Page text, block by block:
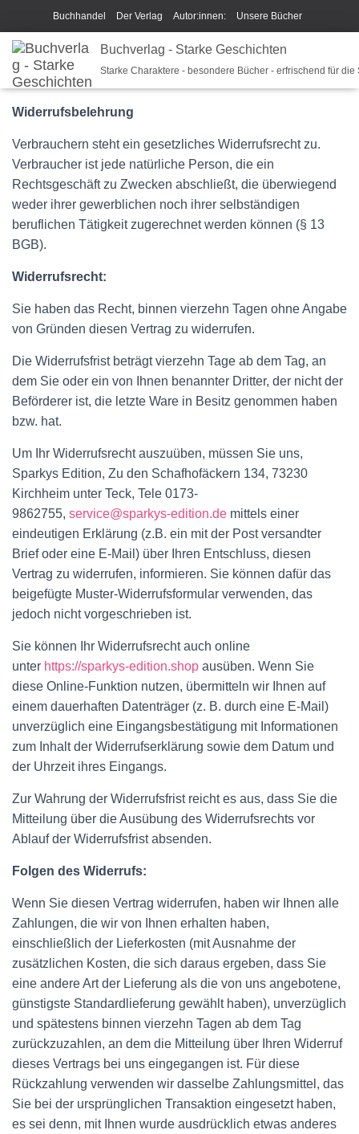
Buchhandel Der Verlag Autor:innen: Unsere Bücher
Ich beschreibe Dir mein Buch Shop Team News
Unsere Philosophie
Widerrufsrecht und Rückgaberecht
Sparkys Fan-Shop Schreib Beethoven!
Buchverlag - Starke Geschichten
Starke Charaktere - besondere Bücher - erfrischend für die
Widerrufsrecht und Rückgaberecht
Widerrufsbelehrung
Verbrauchern steht ein gesetzliches Widerrufsrecht zu.
Verbraucher ist jede natürliche Person, die ein
Rechtsgeschäft zu Zwecken abschließt, die überwiegend
weder ihrer gewerblichen noch ihrer selbständigen
beruflichen Tätigkeit zugerechnet werden können (§ 13
BGB).
Widerrufsrecht:
Sie haben das Recht, binnen vierzehn Tagen ohne Angabe
von Gründen diesen Vertrag zu widerrufen.
Die Widerrufsfrist beträgt vierzehn Tage ab dem Tag, an
dem Sie oder ein von Ihnen benannter Dritter, der nicht der
Beförderer ist, die letzte Ware in Besitz genommen haben
bzw. hat.
Um Ihr Widerrufsrecht auszuüben, müssen Sie uns,
Sparkys Edition, Zu den Schafhofäckern 134, 73230
Kirchheim unter Teck, Tele 0173-
9862755, service@sparkys-edition.de mittels einer
eindeutigen Erklärung (z.B. ein mit der Post versandter
Brief oder eine E-Mail) über Ihren Entschluss, diesen
Vertrag zu widerrufen, informieren. Sie können dafür das
beigefügte Muster-Widerrufsformular verwenden, das
jedoch nicht vorgeschrieben ist.
Sie können Ihr Widerrufsrecht auch online
unter https://sparkys-edition.shop ausüben. Wenn Sie
diese Online-Funktion nutzen, übermitteln wir Ihnen auf
einem dauerhaften Datenträger (z. B. durch eine E-Mail)
unverzüglich eine Eingangsbestätigung mit Informationen
zum Inhalt der Widerrufserklärung sowie dem Datum und
der Uhrzeit ihres Eingangs.
Zur Wahrung der Widerrufsfrist reicht es aus, dass Sie die
Mitteilung über die Ausübung des Widerrufsrechts vor
Ablauf der Widerrufsfrist absenden.
Folgen des Widerrufs:
Wenn Sie diesen Vertrag widerrufen, haben wir Ihnen alle
Zahlungen, die wir von Ihnen erhalten haben,
einschließlich der Lieferkosten (mit Ausnahme der
zusätzlichen Kosten, die sich daraus ergeben, dass Sie
eine andere Art der Lieferung als die von uns angebotene,
günstigste Standardlieferung gewählt haben), unverzüglich
und spätestens binnen vierzehn Tagen ab dem Tag
zurückzuzahlen, an dem die Mitteilung über Ihren Widerruf
dieses Vertrags bei uns eingegangen ist. Für diese
Rückzahlung verwenden wir dasselbe Zahlungsmittel, das
Sie bei der ursprünglichen Transaktion eingesetzt haben,
es sei denn, mit Ihnen wurde ausdrücklich etwas anderes